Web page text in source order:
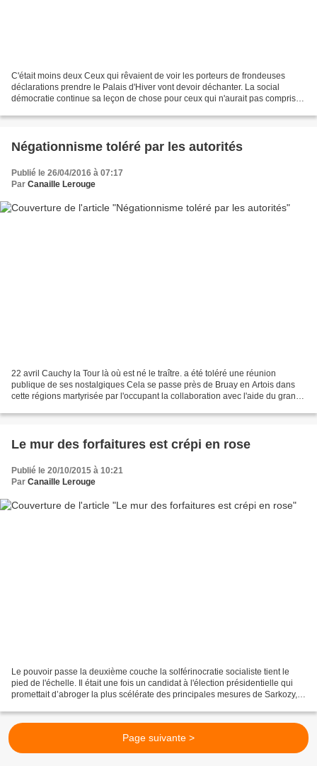
C'était moins deux Ceux qui rêvaient de voir les porteurs de frondeuses
déclarations prendre le Palais d'Hiver vont devoir déchanter. La social
démocratie continue sa leçon de chose pour ceux qui n'aurait pas compris à
Négationnisme toléré par les autorités
Publié le 26/04/2016 à 07:17
Par Canaille Lerouge
22 avril Cauchy la Tour là où est né le traître. a été toléré une réunion
publique de ses nostalgiques Cela se passe près de Bruay en Artois dans
cette régions martyrisée par l'occupant la collaboration avec l'aide du grand
Le mur des forfaitures est crépi en rose
Publié le 20/10/2015 à 10:21
Par Canaille Lerouge
Le pouvoir passe la deuxième couche la solférinocratie socialiste tient le
pied de l'échelle. Il était une fois un candidat à l'élection présidentielle qui
promettait d’abroger la plus scélérate des principales mesures de Sarkozy,
Page suivante >